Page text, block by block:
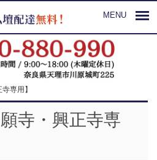
MENU
専用】
寺・興正寺専